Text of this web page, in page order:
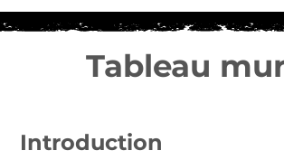
Tableau
Introduction